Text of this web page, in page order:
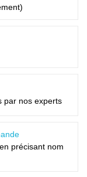
par nos experts
en précisant nom